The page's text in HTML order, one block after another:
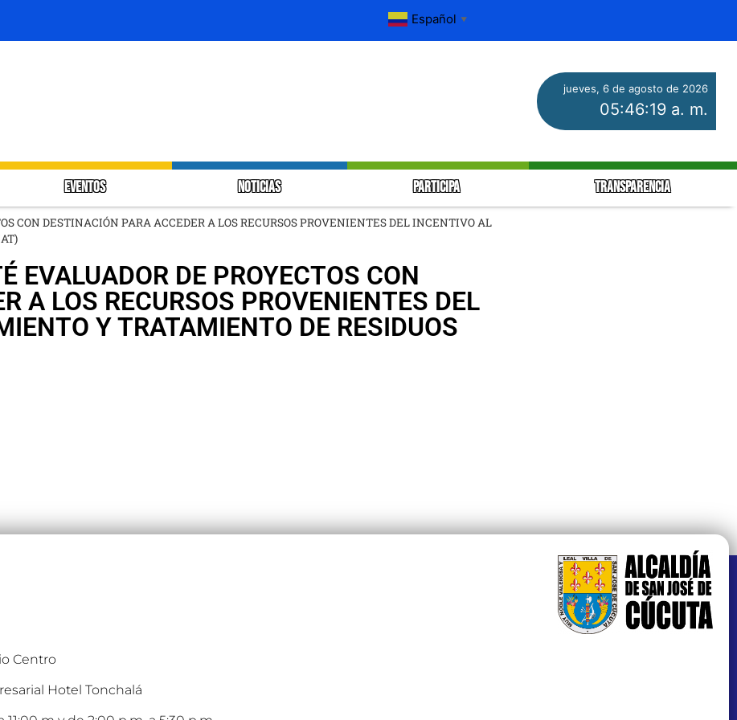
Español ▼
jueves, 6 de agosto de 2026
05:46:19 a. m.
EVENTOS NOTICIAS PARTICIPA TRANSPARENCIA
CON DESTINACIÓN PARA ACCEDER A LOS RECURSOS PROVENIENTES DEL INCENTIVO AL
EVALUADOR DE PROYECTOS CON
A LOS RECURSOS PROVENIENTES DEL
Y TRATAMIENTO DE RESIDUOS
Centro
Hotel Tonchalá